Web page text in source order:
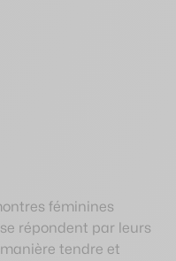
féminines
répondent par leurs
tendre et